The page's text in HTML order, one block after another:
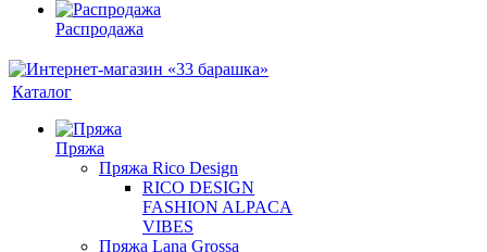
Распродажа
Каталог
Пряжа
Пряжа Rico Design
RICO DESIGN
FASHION ALPACA
VIBES
Пряжа Lana Grossa